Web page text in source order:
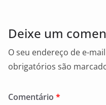
Deixe um
O seu endereço de e-
obrigatórios são
Comentário *